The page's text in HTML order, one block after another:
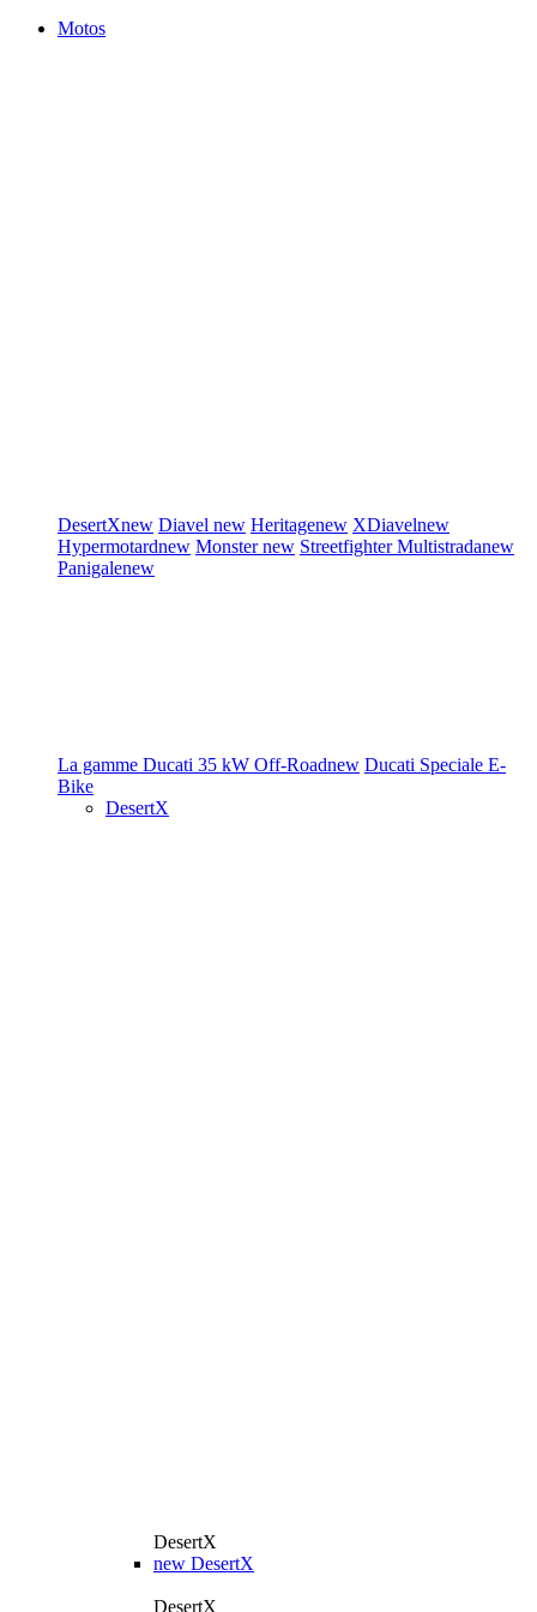
Motos
DesertXnew Diavel new Heritagenew XDiavelnew
Hypermotardnew Monsternew StreetfighterMultistradanew
Panigalenew
La gamme Ducati 35 kW Off-Roadnew Ducati Speciale E-
Bike
DesertX
DesertX
new DesertX
DesertX